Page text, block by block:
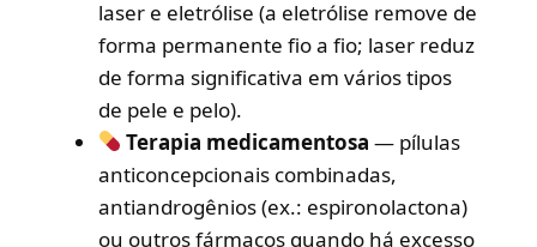
laser e eletrólise (a eletrólise remove de
forma permanente fio a fio; laser reduz
de forma significativa em vários tipos
de pele e pelo).
Terapia medicamentosa — pílulas
anticoncepcionais combinadas,
antiandrogênios (ex.: espironolactona)
ou outros fármacos quando há excesso